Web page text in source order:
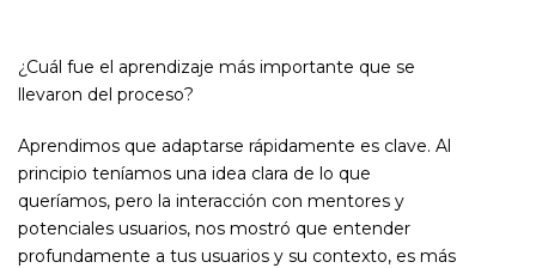
¿Cuál fue el aprendizaje más importante que se
llevaron del proceso?
Aprendimos que adaptarse rápidamente es clave. Al
principio teníamos una idea clara de lo que
queríamos, pero la interacción con mentores y
potenciales usuarios, nos mostró que entender
profundamente a tus usuarios y su contexto, es más